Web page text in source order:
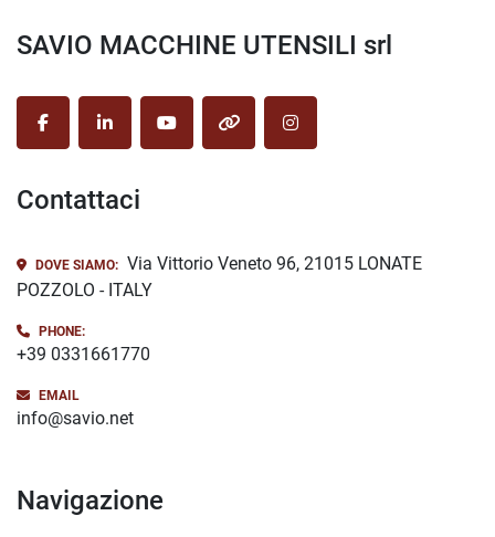
SAVIO MACCHINE UTENSILI srl
facebooklinkedinyoutubeother instagram
Contattaci
DOVE SIAMO: Via Vittorio Veneto 96, 21015 LONATE
POZZOLO - ITALY
PHONE:
+39 0331661770
EMAIL
info@savio.net
Navigazione